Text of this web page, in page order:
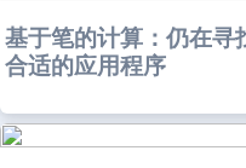
基于笔的计算：仍在寻
合适的应用程序